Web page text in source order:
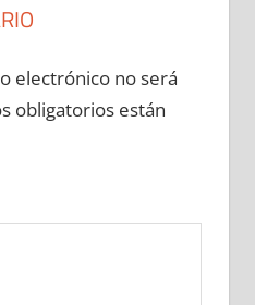
electrónico no será
obligatorios están